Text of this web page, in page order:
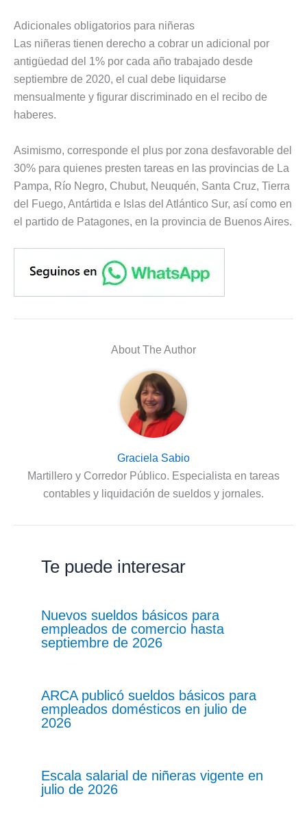
Adicionales obligatorios para niñeras
Las niñeras tienen derecho a cobrar un adicional por
antigüedad del 1% por cada año trabajado desde
septiembre de 2020, el cual debe liquidarse
mensualmente y figurar discriminado en el recibo de
haberes.
Asimismo, corresponde el plus por zona desfavorable del
30% para quienes presten tareas en las provincias de La
Pampa, Río Negro, Chubut, Neuquén, Santa Cruz, Tierra
del Fuego, Antártida e Islas del Atlántico Sur, así como en
el partido de Patagones, en la provincia de Buenos Aires.
About The Author
Graciela Sabio
Martillero y Corredor Público. Especialista en tareas
contables y liquidación de sueldos y jornales.
Te puede interesar
Nuevos sueldos básicos para
empleados de comercio hasta
septiembre de 2026
ARCA publicó sueldos básicos para
empleados domésticos en julio de
2026
Escala salarial de niñeras vigente en
julio de 2026